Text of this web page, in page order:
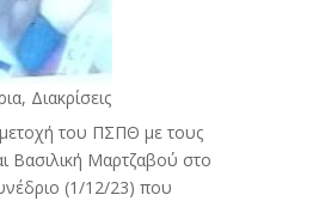
Διακρίσεις
του ΠΣΠΘ με τους
Βασιλική Μαρτζαβού στο
(1/12/23) που